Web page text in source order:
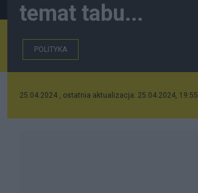
temat tabu...
POLITYKA
25.04.2024 , ostatnia aktualizacja: 25.04.2024, 19:55